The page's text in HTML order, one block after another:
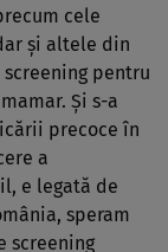
cele
şi altele din
pentru
Şi s-a
precoce în
a
e legată de
speram
screening